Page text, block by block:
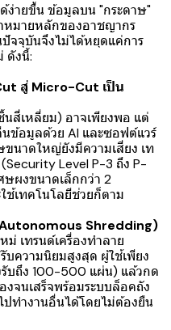
ง่ายขึ้น ข้อมูลบน "กระดาษ"
หมายหลักของอาชญากร
ปัจจุบันจึงไม่ได้หยุดแค่การ
ดังนี้:
สู่ Micro-Cut เป็น
สี่เหลี่ยม) อาจเพียงพอ แต่
ข้อมูลด้วย AI และซอฟต์แวร์
นาดใหญ่ยังมีความเสี่ยง เท
Level P-3 ถึง P-
ษผงขนาดเล็กกว่า 2
ช้เทคโนโลยีช่วยก็ตาม
Shredding)
ม่ เทรนด์เครื่องทำลาย
บความนิยมสูงสุด ผู้ใช้เพียง
รับถึง 100-500 แผ่น) แล้วกด
งจนเสร็จพร้อมระบบล็อคถัง
ทำงานอื่นได้โดยไม่ต้องยืน